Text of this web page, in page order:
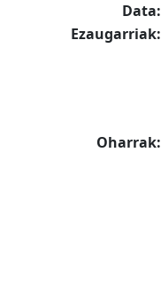
Data:
Ezaugarriak:
Oharrak: